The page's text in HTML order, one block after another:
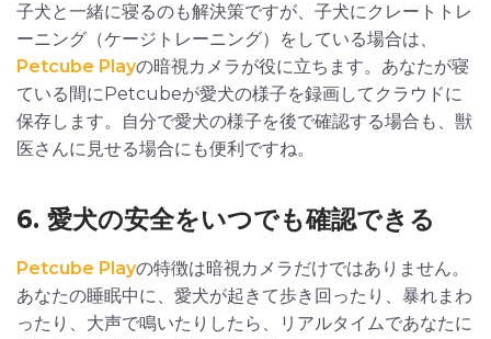
子犬と一緒に寝るのも解決策ですが、子犬にクレートトレ
ーニング（ケージトレーニング）をしている場合は、
Petcube Playの暗視カメラが役に立ちます。あなたが寝
ている間にPetcubeが愛犬の様子を録画してクラウドに
保存します。自分で愛犬の様子を後で確認する場合も、獣
医さんに見せる場合にも便利ですね。
6. 愛犬の安全をいつでも確認できる
Petcube Playの特徴は暗視カメラだけではありません。
あなたの睡眠中に、愛犬が起きて歩き回ったり、暴れまわ
ったり、大声で鳴いたりしたら、リアルタイムであなたに